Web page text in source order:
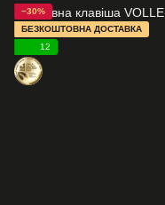
−30%
БЕЗКОШТОВНА ДОСТАВКА
12